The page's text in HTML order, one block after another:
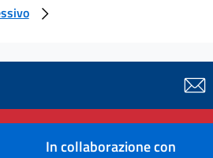
In collaborazione con